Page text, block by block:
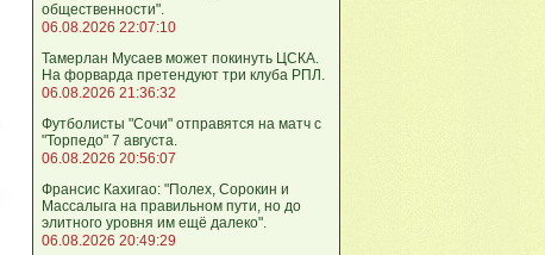
общественности".
06.08.2026 22:07:10
Тамерлан Мусаев может покинуть ЦСКА.
На форварда претендуют три клуба РПЛ.
06.08.2026 21:36:32
Футболисты "Сочи" отправятся на матч с
"Торпедо" 7 августа.
06.08.2026 20:56:07
Франсис Кахигао: "Полех, Сорокин и
Массалыга на правильном пути, но до
элитного уровня им ещё далеко".
06.08.2026 20:49:29